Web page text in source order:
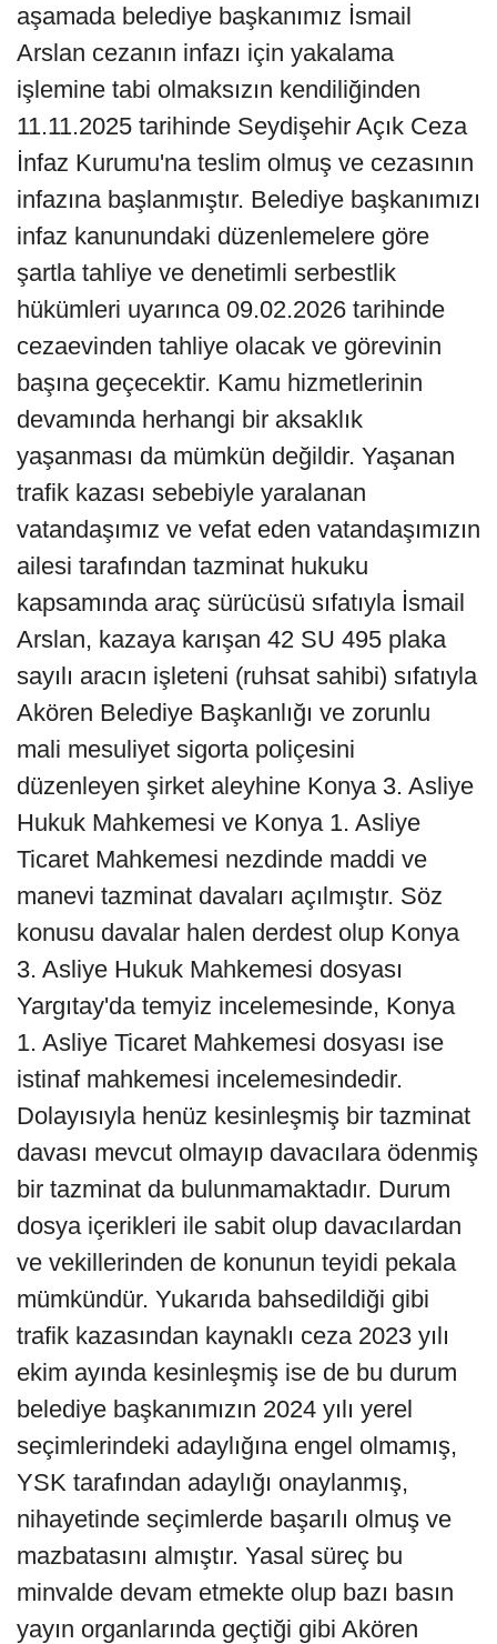
aşamada belediye başkanımız İsmail
Arslan cezanın infazı için yakalama
işlemine tabi olmaksızın kendiliğinden
11.11.2025 tarihinde Seydişehir Açık Ceza
İnfaz Kurumu'na teslim olmuş ve cezasının
infazına başlanmıştır. Belediye başkanımızı
infaz kanunundaki düzenlemelere göre
şartla tahliye ve denetimli serbestlik
hükümleri uyarınca 09.02.2026 tarihinde
cezaevinden tahliye olacak ve görevinin
başına geçecektir. Kamu hizmetlerinin
devamında herhangi bir aksaklık
yaşanması da mümkün değildir. Yaşanan
trafik kazası sebebiyle yaralanan
vatandaşımız ve vefat eden vatandaşımızın
ailesi tarafından tazminat hukuku
kapsamında araç sürücüsü sıfatıyla İsmail
Arslan, kazaya karışan 42 SU 495 plaka
sayılı aracın işleteni (ruhsat sahibi) sıfatıyla
Akören Belediye Başkanlığı ve zorunlu
mali mesuliyet sigorta poliçesini
düzenleyen şirket aleyhine Konya 3. Asliye
Hukuk Mahkemesi ve Konya 1. Asliye
Ticaret Mahkemesi nezdinde maddi ve
manevi tazminat davaları açılmıştır. Söz
konusu davalar halen derdest olup Konya
3. Asliye Hukuk Mahkemesi dosyası
Yargıtay'da temyiz incelemesinde, Konya
1. Asliye Ticaret Mahkemesi dosyası ise
istinaf mahkemesi incelemesindedir.
Dolayısıyla henüz kesinleşmiş bir tazminat
davası mevcut olmayıp davacılara ödenmiş
bir tazminat da bulunmamaktadır. Durum
dosya içerikleri ile sabit olup davacılardan
ve vekillerinden de konunun teyidi pekala
mümkündür. Yukarıda bahsedildiği gibi
trafik kazasından kaynaklı ceza 2023 yılı
ekim ayında kesinleşmiş ise de bu durum
belediye başkanımızın 2024 yılı yerel
seçimlerindeki adaylığına engel olmamış,
YSK tarafından adaylığı onaylanmış,
nihayetinde seçimlerde başarılı olmuş ve
mazbatasını almıştır. Yasal süreç bu
minvalde devam etmekte olup bazı basın
yayın organlarında geçtiği gibi Akören